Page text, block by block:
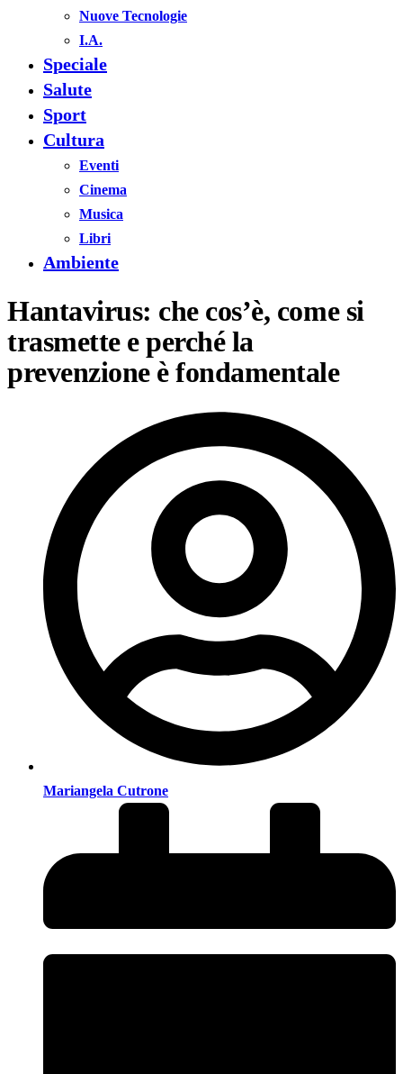
Nuove Tecnologie
I.A.
Speciale
Salute
Sport
Cultura
Eventi
Cinema
Musica
Libri
Ambiente
Hantavirus: che cos’è, come si
trasmette e perché la
prevenzione è fondamentale
Mariangela Cutrone